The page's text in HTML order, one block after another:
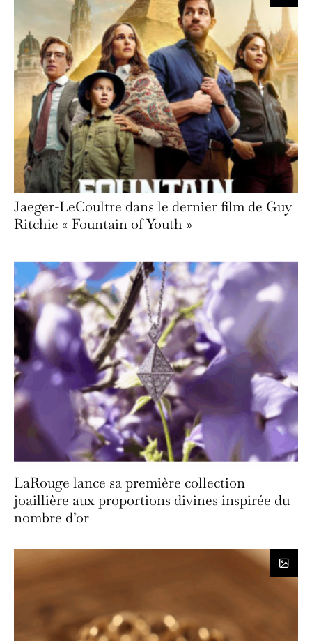
Jaeger-LeCoultre dans le dernier film de Guy
Ritchie « Fountain of Youth »
LaRouge lance sa première collection
joaillière aux proportions divines inspirée du
nombre d’or